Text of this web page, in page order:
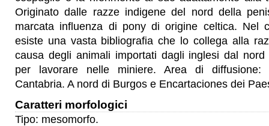
Originato dalle razze indigene del nord della
marcata influenza di pony di origine celtica. Nel
esiste una vasta bibliografia che lo collega alla
causa degli animali importati dagli inglesi dal
per lavorare nelle miniere. Area di diffusione:
Cantabria. A nord di Burgos e Encartaciones dei
Caratteri morfologici
Tipo: mesomorfo.